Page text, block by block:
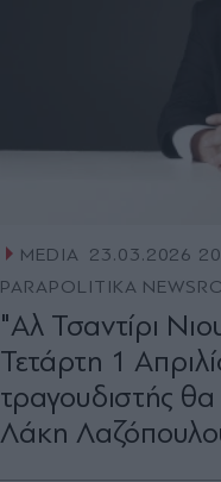
MEDIA 23.03.2026
PARAPOLITIKA
"Αλ Τσαντίρι
Τετάρτη 1
τραγουδιστής θα
Λάκη